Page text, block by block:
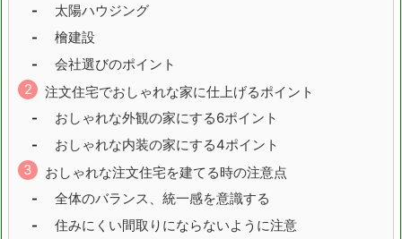
愛媛県
福岡県
長崎県
大分県
太陽ハウジング
檜建設
会社選びのポイント
注文住宅でおしゃれな家に仕上げるポイント
おしゃれな外観の家にする6ポイント
おしゃれな内装の家にする4ポイント
おしゃれな注文住宅を建てる時の注意点
全体のバランス、統一感を意識する
住みにくい間取りにならないように注意